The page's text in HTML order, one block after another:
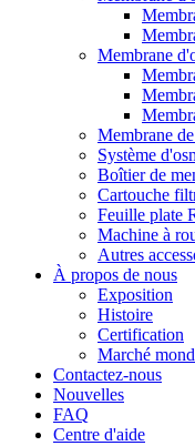
Membrane
Membrane
Système
Boîtier de
Cartouche
Feuille plate
Machine à
Autres
À propos de nous
Exposition
Histoire
Certification
Marché
Contactez-nous
Nouvelles
FAQ
Centre d'aide